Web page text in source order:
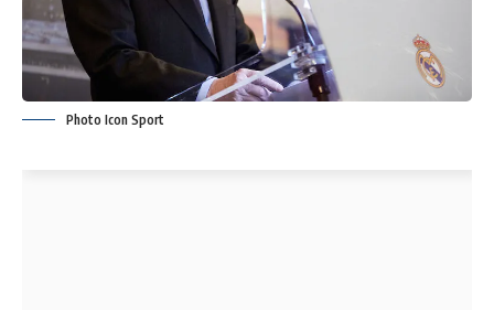
Photo Icon Sport